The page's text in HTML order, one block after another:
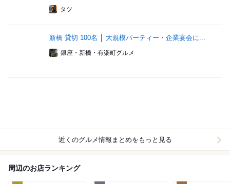
タツ
新橋 貸切 100名 │ 大規模パーティー・企業宴会に...
銀座・新橋・有楽町グルメ
近くのグルメ情報まとめをもっと見る
周辺のお店ランキング